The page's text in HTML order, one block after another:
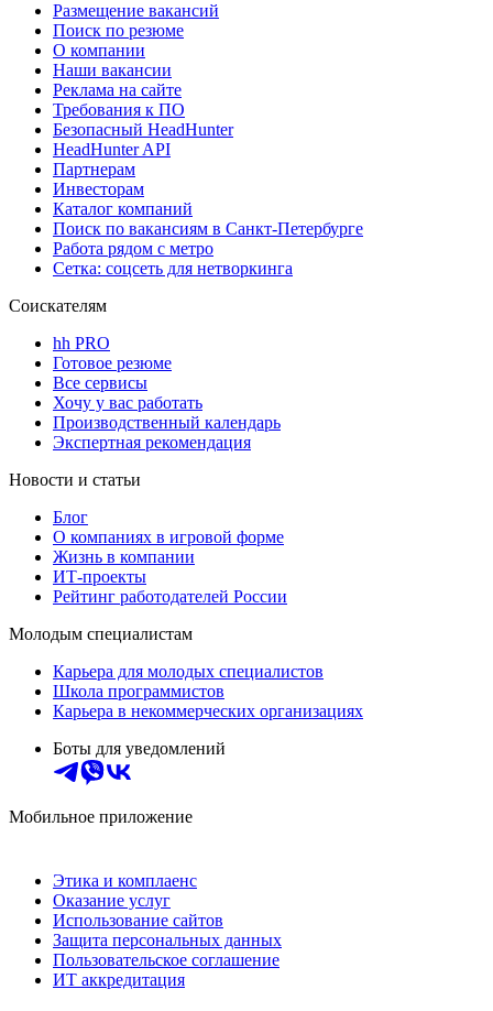
Размещение вакансий
Поиск по резюме
О компании
Наши вакансии
Реклама на сайте
Требования к ПО
Безопасный HeadHunter
HeadHunter API
Партнерам
Инвесторам
Каталог компаний
Поиск по вакансиям в Санкт-Петербурге
Работа рядом с метро
Сетка: соцсеть для нетворкинга
Соискателям
hh PRO
Готовое резюме
Все сервисы
Хочу у вас работать
Производственный календарь
Экспертная рекомендация
Новости и статьи
Блог
О компаниях в игровой форме
Жизнь в компании
ИТ-проекты
Рейтинг работодателей России
Молодым специалистам
Карьера для молодых специалистов
Школа программистов
Карьера в некоммерческих организациях
Боты для уведомлений
Мобильное приложение
Этика и комплаенс
Оказание услуг
Использование сайтов
Защита персональных данных
Пользовательское соглашение
ИТ аккредитация